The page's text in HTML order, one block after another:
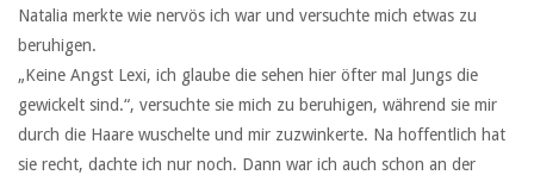
Natalia merkte wie nervös ich war und versuchte mich etwas zu
beruhigen.
„Keine Angst Lexi, ich glaube die sehen hier öfter mal Jungs die
gewickelt sind.“, versuchte sie mich zu beruhigen, während sie mir
durch die Haare wuschelte und mir zuzwinkerte. Na hoffentlich hat
sie recht, dachte ich nur noch. Dann war ich auch schon an der